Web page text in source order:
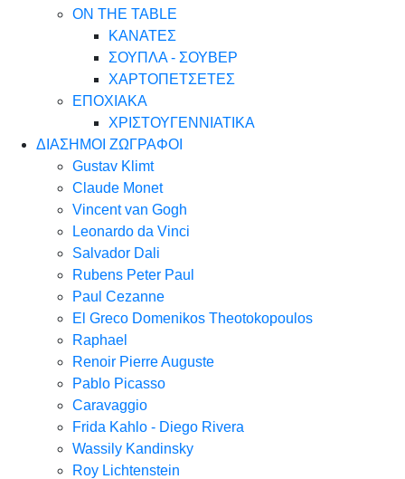
ON THE TABLE
ΚΑΝΑΤΕΣ
ΣΟΥΠΛΑ - ΣΟΥΒΕΡ
ΧΑΡΤΟΠΕΤΣΕΤΕΣ
ΕΠΟΧΙΑΚΑ
ΧΡΙΣΤΟΥΓΕΝΝΙΑΤΙΚΑ
ΔΙΑΣΗΜΟΙ ΖΩΓΡΑΦΟΙ
Gustav Klimt
Claude Monet
Vincent van Gogh
Leonardo da Vinci
Salvador Dali
Rubens Peter Paul
Paul Cezanne
El Greco Domenikos Theotokopoulos
Raphael
Renoir Pierre Auguste
Pablo Picasso
Caravaggio
Frida Kahlo - Diego Rivera
Wassily Kandinsky
Roy Lichtenstein